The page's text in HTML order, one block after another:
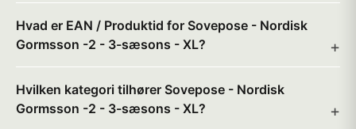
Hvad er EAN / Produktid for Sovepose - Nordisk
Gormsson -2 - 3-sæsons - XL?
Hvilken kategori tilhører Sovepose - Nordisk
Gormsson -2 - 3-sæsons - XL?